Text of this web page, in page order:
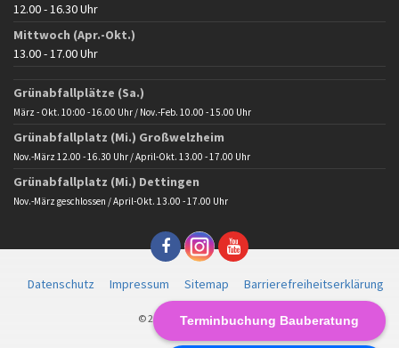
Terminbuchung Bauberatung
12.00 - 16.30 Uhr
Mittwoch (Apr.-Okt.)
13.00 - 17.00 Uhr
Grünabfallplätze (Sa.)
März - Okt. 10:00 - 16.00 Uhr / Nov.-Feb. 10.00 - 15.00 Uhr
Grünabfallplatz (Mi.) Großwelzheim
Nov.-März 12.00 - 16.30 Uhr / April-Okt. 13.00 - 17.00 Uhr
Grünabfallplatz (Mi.) Dettingen
Nov.-März geschlossen / April-Okt. 13.00 - 17.00 Uhr
Datenschutz Impressum Sitemap Barrierefreiheitserklärung
© 2025 Gemeinde Karlstein